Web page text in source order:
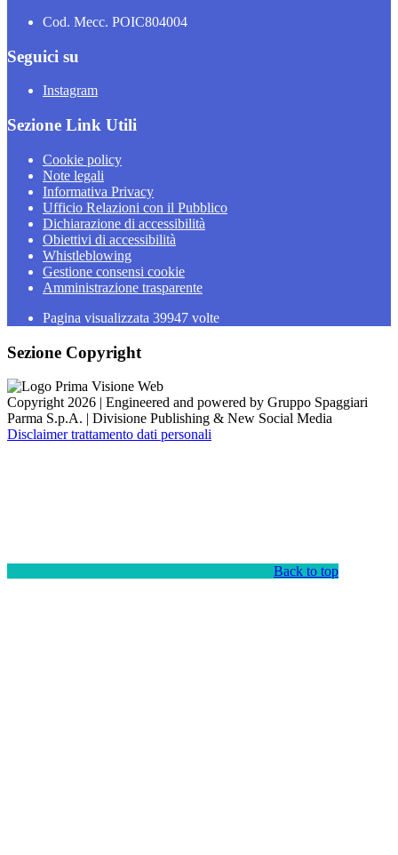
Cod. Mecc. POIC804004
Seguici su
Instagram
Sezione Link Utili
Cookie policy
Note legali
Informativa Privacy
Ufficio Relazioni con il Pubblico
Dichiarazione di accessibilità
Obiettivi di accessibilità
Whistleblowing
Gestione consensi cookie
Amministrazione trasparente
Pagina visualizzata 39947 volte
Sezione Copyright
Copyright 2026 | Engineered and powered by Gruppo Spaggiari
Parma S.p.A. | Divisione Publishing & New Social Media
Disclaimer trattamento dati personali
Back to top